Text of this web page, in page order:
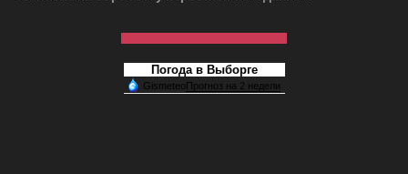
Погода в Выборге
Gismeteo Прогноз на 2 недели